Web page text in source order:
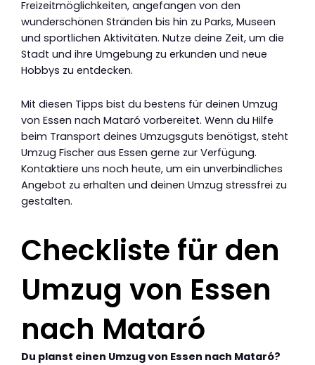
Freizeitmöglichkeiten, angefangen von den
wunderschönen Stränden bis hin zu Parks, Museen
und sportlichen Aktivitäten. Nutze deine Zeit, um die
Stadt und ihre Umgebung zu erkunden und neue
Hobbys zu entdecken.
Mit diesen Tipps bist du bestens für deinen Umzug
von Essen nach Mataró vorbereitet. Wenn du Hilfe
beim Transport deines Umzugsguts benötigst, steht
Umzug Fischer aus Essen gerne zur Verfügung.
Kontaktiere uns noch heute, um ein unverbindliches
Angebot zu erhalten und deinen Umzug stressfrei zu
gestalten.
Checkliste für den
Umzug von Essen
nach Mataró
Du planst einen Umzug von Essen nach Mataró?